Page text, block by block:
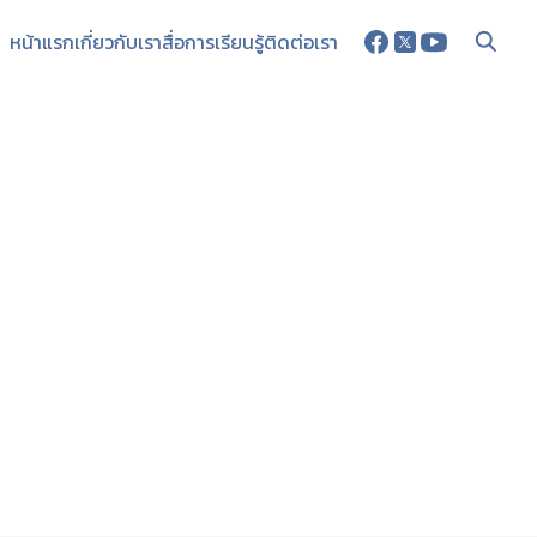
หน้าแรกเกี่ยวกับเราสื่อการเรียนรู้ติดต่อเรา